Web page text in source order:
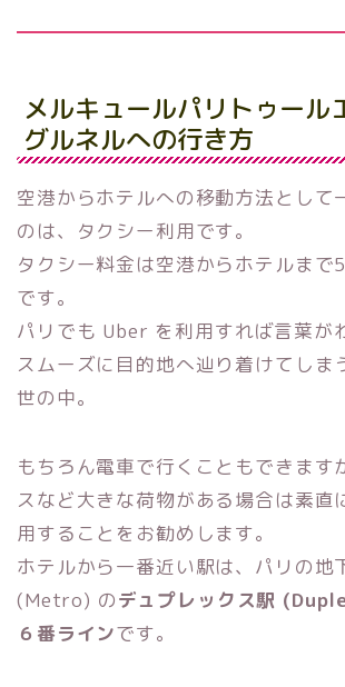
メルキュールパリトゥール
グルネルへの行き方
空港からホテルへの移動方法として
のは、タクシー利用です。
タクシー料金は空港からホテルまで
です。
パリでも Uber を利用すれば言葉が
スムーズに目的地へ辿り着けてしま
世の中。
もちろん電車で行くこともできます
スなど大きな荷物がある場合は素直
用することをお勧めします。
ホテルから一番近い駅は、パリの地
(Metro) のデュプレックス駅
６番ラインです。